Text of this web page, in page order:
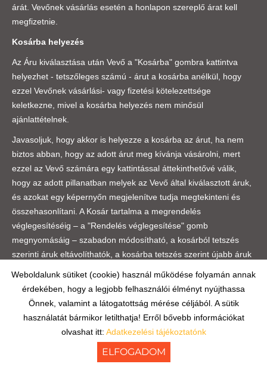
árát. Vevőnek vásárlás esetén a honlapon szereplő árat kell
megfizetnie.
Kosárba helyezés
Az Áru kiválasztása után Vevő a "Kosárba" gombra kattintva
helyezhet - tetszőleges számú - árut a kosárba anélkül, hogy
ezzel Vevőnek vásárlási- vagy fizetési kötelezettsége
keletkezne, mivel a kosárba helyezés nem minősül
ajánlattételnek.
Javasoljuk, hogy akkor is helyezze a kosárba az árut, ha nem
biztos abban, hogy az adott árut meg kívánja vásárolni, mert
ezzel az Vevő számára egy kattintással áttekinthetővé válik,
hogy az adott pillanatban melyek az Vevő által kiválasztott áruk,
és azokat egy képernyőn megjelenítve tudja megtekinteni és
összehasonlítani. A Kosár tartalma a megrendelés
véglegesítéséig – a "Rendelés véglegesítése" gomb
megnyomásáig – szabadon módosítható, a kosárból tetszés
szerinti áruk eltávolíthatók, a kosárba tetszés szerint újabb áruk
Amennyiben Vevő a kiválasztott árut a Kosárba helyezi, úgy
külön ablak ugrik fel az „1db áru bekerült a kosárba!” szöveggel.
Amennyiben Vevő nem kíván több árut kiválasztani, úgy
kattintson a „Irány a pénztár!” gombra! Amennyiben a
kiválasztott árut szeretné ismét megnézni, vagy újabb árut
szeretne a kosárba helyezni, úgy kattintson a „Tovább
ELFOGADOM
Weboldalunk sütiket (cookie) használ működése folyamán annak
érdekében, hogy a legjobb felhasználói élményt nyújthassa
Önnek, valamint a látogatottság mérése céljából. A sütik
használatát bármikor letilthatja! Erről bővebb információkat
olvashat itt: Adatkezelési tájékoztatónk